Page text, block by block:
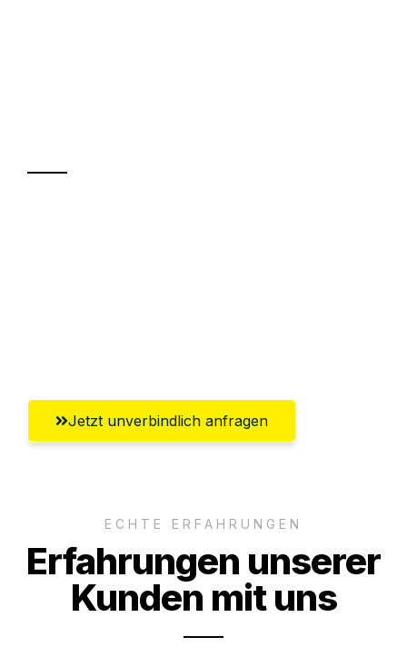
Jetzt unverbindlich anfragen
ECHTE ERFAHRUNGEN
Erfahrungen unserer
Kunden mit uns